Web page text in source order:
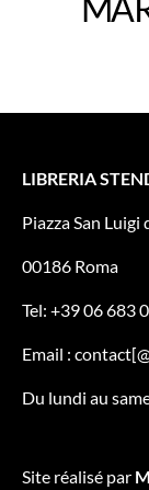
LIBRERIA
Piazza San Luigi
00186 Roma
Tel: +39 06 683
Email :
Du lundi au
Site réalisé par